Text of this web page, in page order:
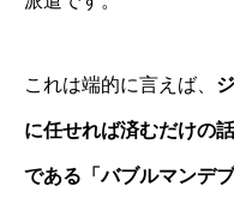
これは端的に言えば、
に任せれば済むだけの
である「バブルマンデ